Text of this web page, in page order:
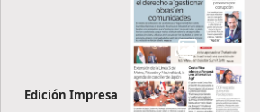
Edición Impresa